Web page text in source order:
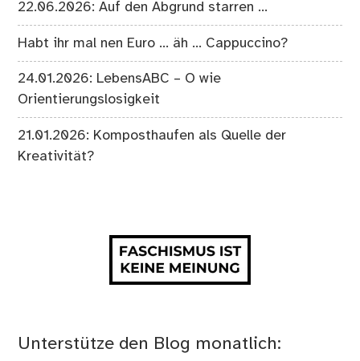
22.06.2026: Auf den Abgrund starren …
Habt ihr mal nen Euro … äh … Cappuccino?
24.01.2026: LebensABC – O wie
Orientierungslosigkeit
21.01.2026: Komposthaufen als Quelle der
Kreativität?
Unterstütze den Blog monatlich: